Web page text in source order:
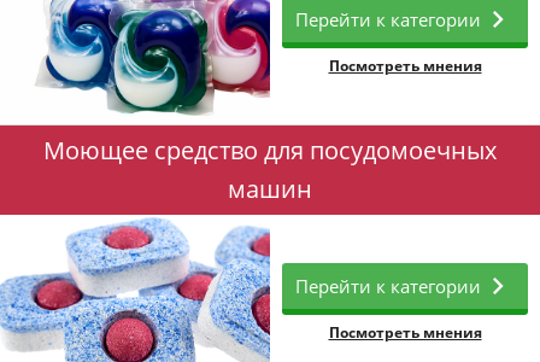
Перейти к категории
Посмотреть мнения
Моющее средство для посудомоечных
машин
Перейти к категории
Посмотреть мнения